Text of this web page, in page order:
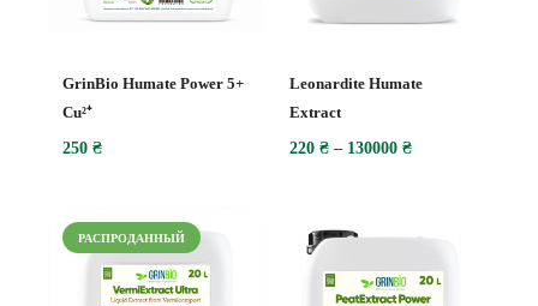
GrinBio Humate Power 5+
Cu²⁺
250 ₴
Leonardite Humate
Extract
220 ₴ – 130000 ₴
РАСПРОДАННЫЙ